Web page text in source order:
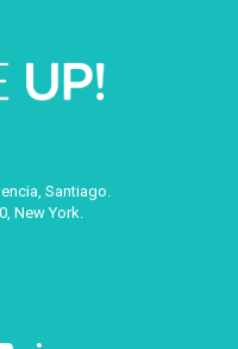
Santiago.
New York.